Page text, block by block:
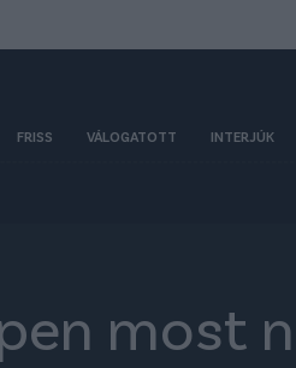
FRISS VÁLOGATOTT INTERJÚK
most